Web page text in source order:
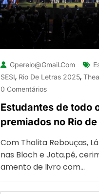
Gperelo@gmail.com
SESI, Rio De Letras 2025,
0 Comentários
Estudantes de todo
premiados no Rio
Firjan SESI, no
Com Thalita Rebouças,
nas Bloch e Jota.pê,
amento de livro com…